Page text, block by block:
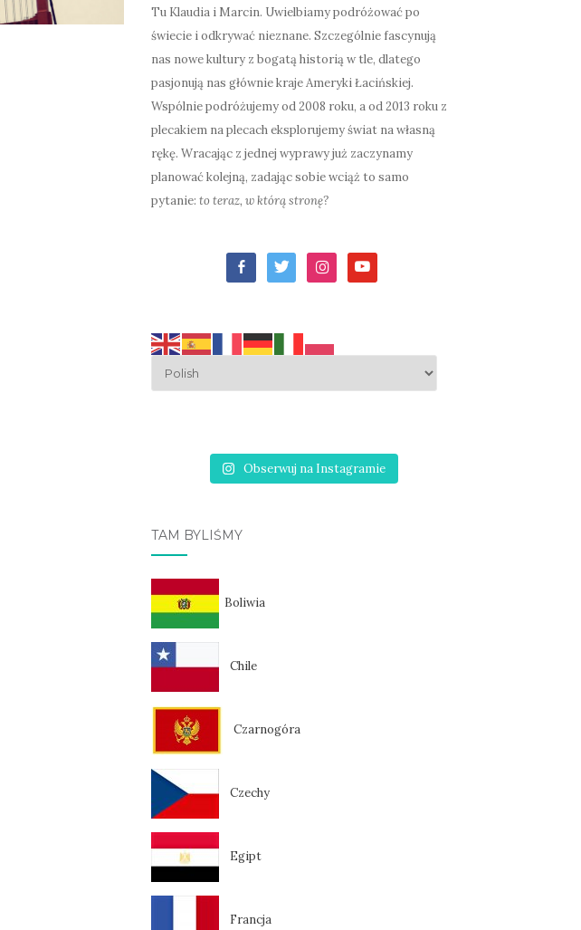
Tu Klaudia i Marcin. Uwielbiamy podróżować po
świecie i odkrywać nieznane. Szczególnie fascynują
nas nowe kultury z bogatą historią w tle, dlatego
pasjonują nas głównie kraje Ameryki Łacińskiej.
Wspólnie podróżujemy od 2008 roku, a od 2013 roku z
plecakiem na plecach eksplorujemy świat na własną
rękę. Wracając z jednej wyprawy już zaczynamy
planować kolejną, zadając sobie wciąż to samo
pytanie: to teraz, w którą stronę?
facebook-
alt
twitterinstagramyoutube
Obserwuj na Instagramie
TAM BYLIŚMY
Boliwia
Chile
Czarnogóra
Czechy
Egipt
Francja